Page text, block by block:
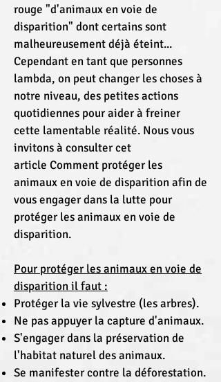
rouge "d'animaux en voie de
disparition" dont certains sont
malheureusement déjà éteint...
Cependant en tant que personnes
lambda, on peut changer les choses à
notre niveau, des petites actions
quotidiennes pour aider à freiner
cette lamentable réalité. Nous vous
invitons à consulter cet
article Comment protéger les
animaux en voie de disparition afin de
vous engager dans la lutte pour
protéger les animaux en voie de
disparition.
Pour protéger les animaux en voie de
disparition il faut :
Protéger la vie sylvestre (les arbres).
Ne pas appuyer la capture d'animaux.
S'engager dans la préservation de
l'habitat naturel des animaux.
Se manifester contre la déforestation.